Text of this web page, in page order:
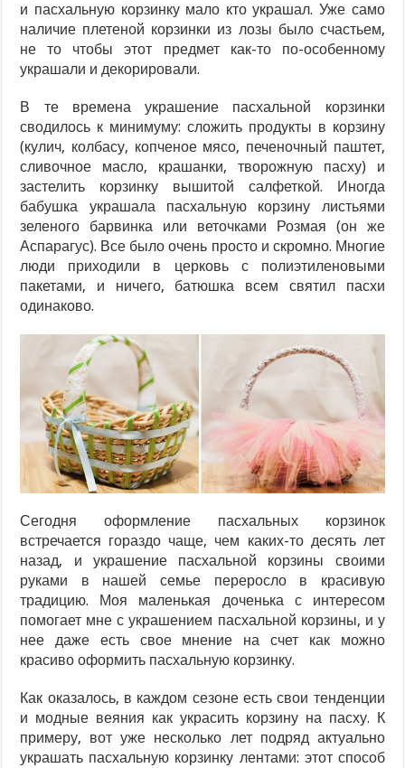
и пасхальную корзинку мало кто украшал. Уже само
наличие плетеной корзинки из лозы было счастьем,
не то чтобы этот предмет как-то по-особенному
украшали и декорировали.
В те времена украшение пасхальной корзинки
сводилось к минимуму: сложить продукты в корзину
(кулич, колбасу, копченое мясо, печеночный паштет,
сливочное масло, крашанки, творожную пасху) и
застелить корзинку вышитой салфеткой. Иногда
бабушка украшала пасхальную корзину листьями
зеленого барвинка или веточками Розмая (он же
Аспарагус). Все было очень просто и скромно. Многие
люди приходили в церковь с полиэтиленовыми
пакетами, и ничего, батюшка всем святил пасхи
одинаково.
Сегодня оформление пасхальных корзинок
встречается гораздо чаще, чем каких-то десять лет
назад, и украшение пасхальной корзины своими
руками в нашей семье переросло в красивую
традицию. Моя маленькая доченька с интересом
помогает мне с украшением пасхальной корзины, и у
нее даже есть свое мнение на счет как можно
красиво оформить пасхальную корзинку.
Как оказалось, в каждом сезоне есть свои тенденции
и модные веяния как украсить корзину на пасху. К
примеру, вот уже несколько лет подряд актуально
украшать пасхальную корзинку лентами: этот способ